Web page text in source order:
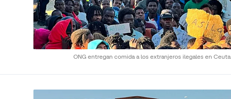
ONG entregan comida a los extranjeros ilegales en Ceuta.